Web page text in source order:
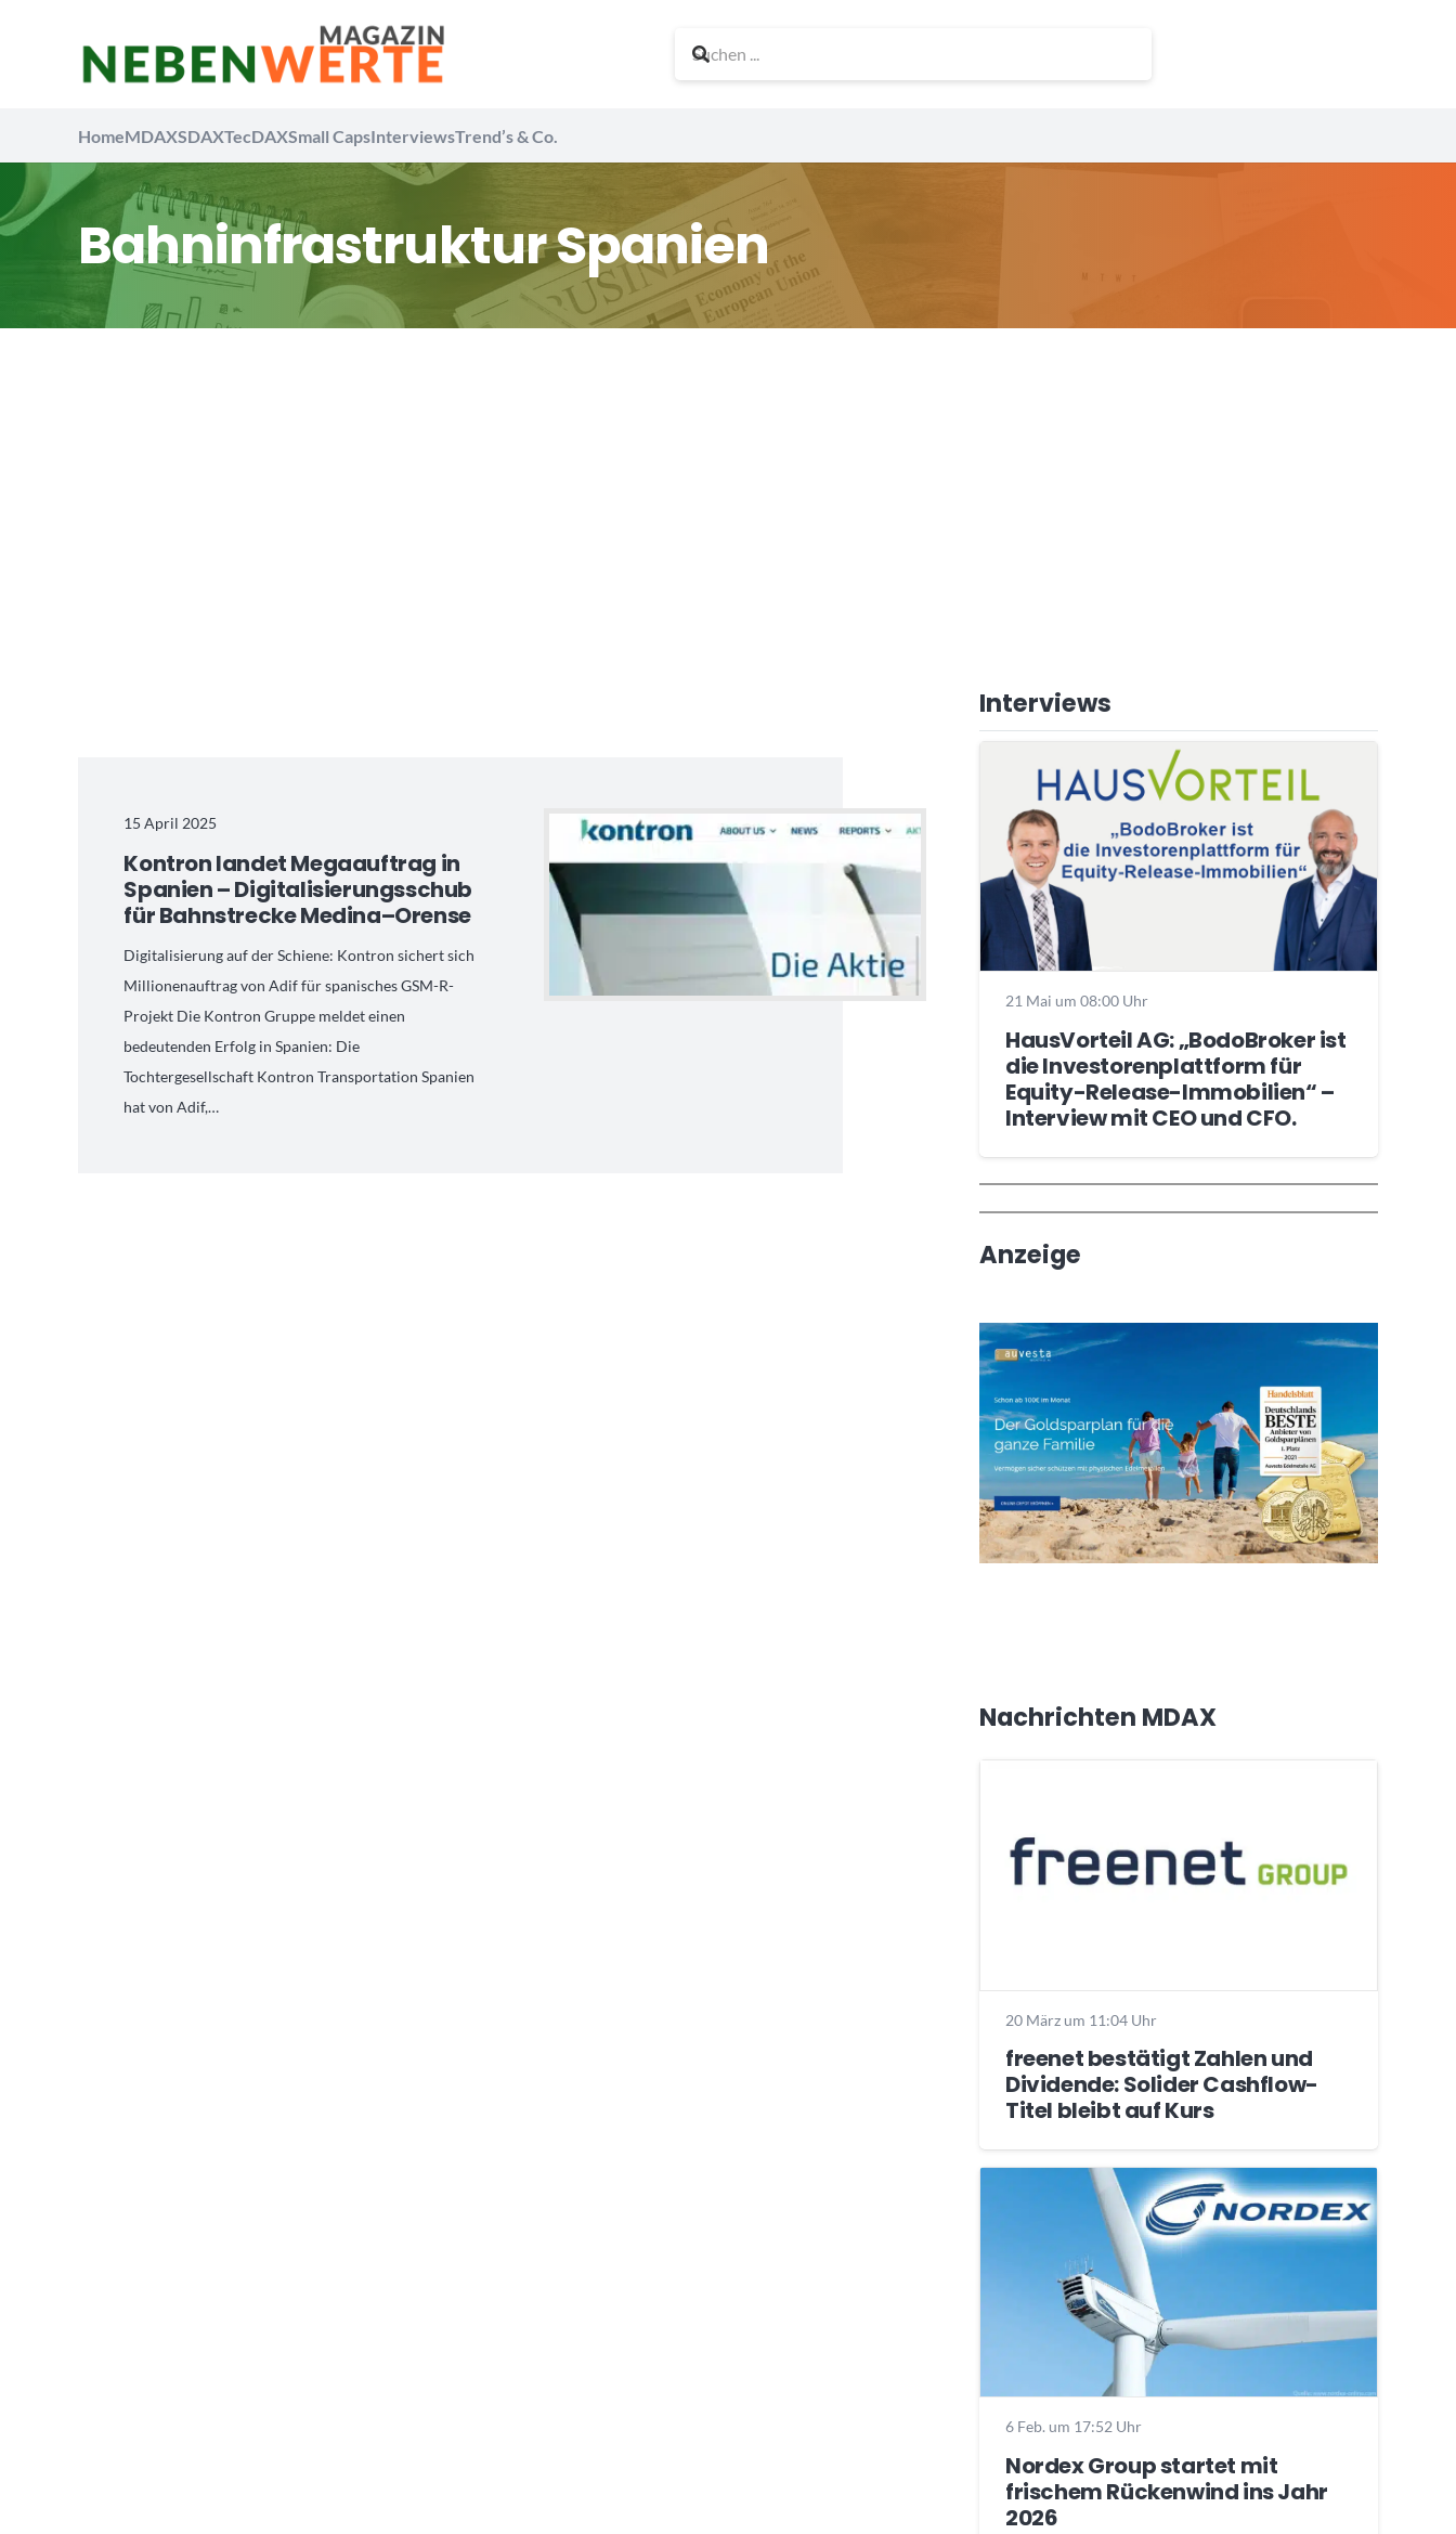
HomeMDAXSDAXTecDAXSmall CapsInterviewsTrend’s & Co.
Bahninfrastruktur Spanien
15 April 2025
Kontron landet Megaauftrag in
Spanien – Digitalisierungsschub
für Bahnstrecke Medina–Orense
Digitalisierung auf der Schiene: Kontron sichert sich
Millionenauftrag von Adif für spanisches GSM-R-
Projekt Die Kontron Gruppe meldet einen
bedeutenden Erfolg in Spanien: Die
Tochtergesellschaft Kontron Transportation Spanien
hat von Adif,…
Interviews
21 Mai um 08:00 Uhr
HausVorteil AG: „BodoBroker ist
die Investorenplattform für
Equity-Release-Immobilien“ –
Interview mit CEO und CFO.
Wochenrückblick
Trendthemen
Anzeige
Nachrichten MDAX
20 März um 11:04 Uhr
freenet bestätigt Zahlen und
Dividende: Solider Cashflow-
Titel bleibt auf Kurs
6 Feb. um 17:52 Uhr
Nordex Group startet mit
frischem Rückenwind ins Jahr
2026